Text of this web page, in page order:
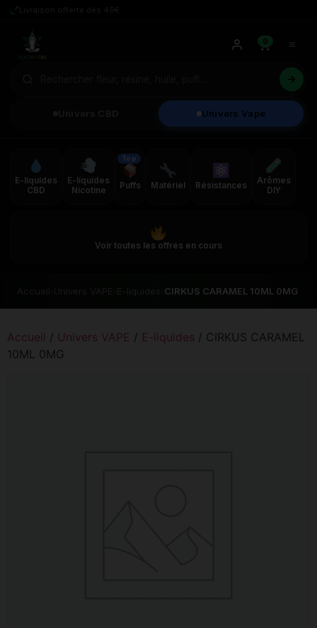
Univers Vape
0
E-liquides
CBD
E-liquides
Nicotine
Top
Puffs Matériel Résistances
Arômes
DIY
Voir toutes les offres en cours
CIRKUS CARAMEL 10ML 0MG
Accueil / Univers VAPE / E-liquides / CIRKUS CARAMEL
10ML 0MG